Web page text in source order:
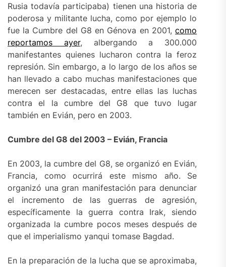
Rusia todavía participaba) tienen una historia de
poderosa y militante lucha, como por ejemplo lo
fue la Cumbre del G8 en Génova en 2001,como
reportamos ayer, albergando a 300.000
manifestantes quienes lucharon contra la feroz
represión. Sin embargo, a lo largo de los años se
han llevado a cabo muchas manifestaciones que
merecen ser destacadas, entre ellas las luchas
contra el la cumbre del G8 que tuvo lugar
también en Evián, pero en 2003.
Cumbre del G8 del 2003 – Evián, Francia
En 2003, la cumbre del G8, se organizó en Evián,
Francia, como ocurrirá este mismo año. Se
organizó una gran manifestación para denunciar
el incremento de las guerras de agresión,
específicamente la guerra contra Irak, siendo
organizada la cumbre pocos meses después de
que el imperialismo yanqui tomase Bagdad.
En la preparación de la lucha que se aproximaba,